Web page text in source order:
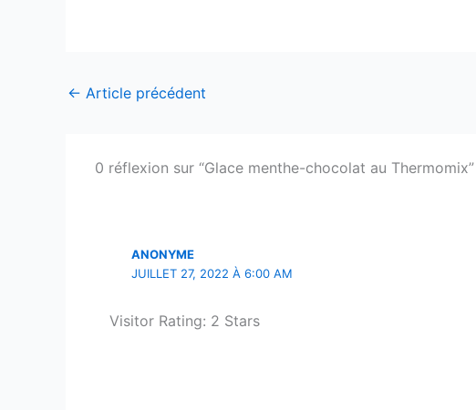
← Article précédent
0 réflexion sur “Glace menthe-chocolat au Thermomix”
ANONYME
JUILLET 27, 2022 À 6:00 AM
Visitor Rating: 2 Stars